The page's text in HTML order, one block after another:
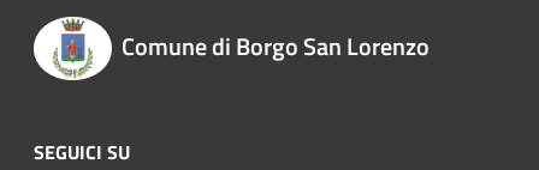
Comune di Borgo San Lorenzo
SEGUICI SU